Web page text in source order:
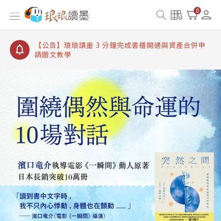
0
【公告】琅琅讀墨書櫃開通常見問題
【公告】琅琅讀墨 3 分鐘完成書櫃開通與資產合併申
【公告】琅琅書店服務升級重要說明及資產合併結果
查詢
【公告】琅琅讀墨數位閱讀資產合併與書櫃開通申請